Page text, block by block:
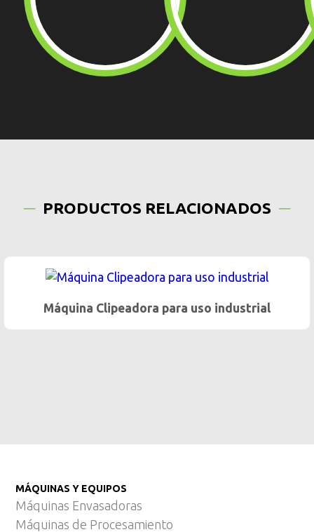
PRODUCTOS RELACIONADOS
Máquina Clipeadora para uso industrial
MÁQUINAS Y EQUIPOS
Máquinas Envasadoras
Máquinas de Procesamiento